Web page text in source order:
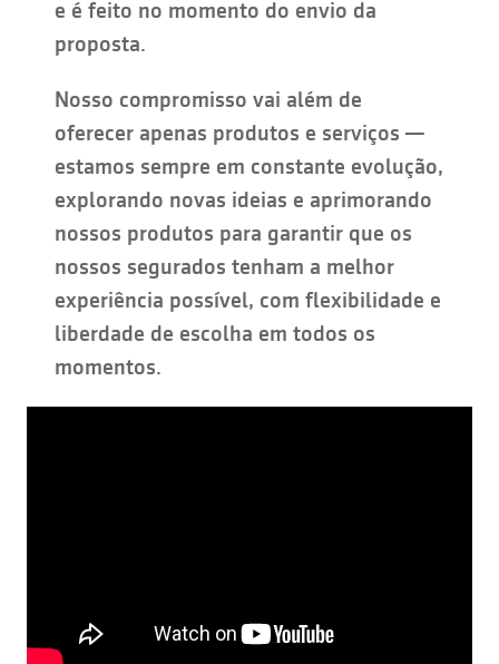
e é feito no momento do envio da
proposta.
Nosso compromisso vai além de
oferecer apenas produtos e serviços —
estamos sempre em constante evolução,
explorando novas ideias e aprimorando
nossos produtos para garantir que os
nossos segurados tenham a melhor
experiência possível, com flexibilidade e
liberdade de escolha em todos os
momentos.